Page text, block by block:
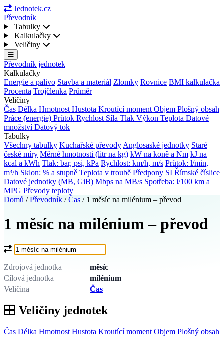
Jednotek.cz
Převodník
Tabulky
Kalkulačky
Veličiny
Převodník jednotek
Kalkulačky
Energie a palivo Stavba a materiál Zlomky Rovnice BMI kalkulačka
Procenta Trojčlenka Průměr
Veličiny
Čas Délka Hmotnost Hustota Kroutící moment Objem Plošný obsah
Práce (energie) Průtok Rychlost Síla Tlak Výkon Teplota Datové
množstvíDatový tok
Tabulky
Všechny tabulky Kuchařské převody Anglosaské jednotky Staré
české míry Měrné hmotnosti (litr na kg) kW na koně a Nm kJ na
kcal a kWh Tlak: bar, psi, kPa Rychlost: km/h, m/s Průtok: l/min,
m³/h Sklon: % a stupně Teplota v troubě Předpony SI Římské číslice
Datové jednotky (MB, GiB) Mbps na MB/s Spotřeba: l/100 km a
MPG Převody teploty
Domů / Převodník / Čas / 1 měsíc na milénium – převod
1 měsíc na milénium – převod
Co chcete převést?
Zdrojová jednotka
měsíc
Cílová jednotka
milénium
Veličina
Čas
Veličiny jednotek
Čas Délka Hmotnost Hustota Kroutící moment Objem Plošný obsah